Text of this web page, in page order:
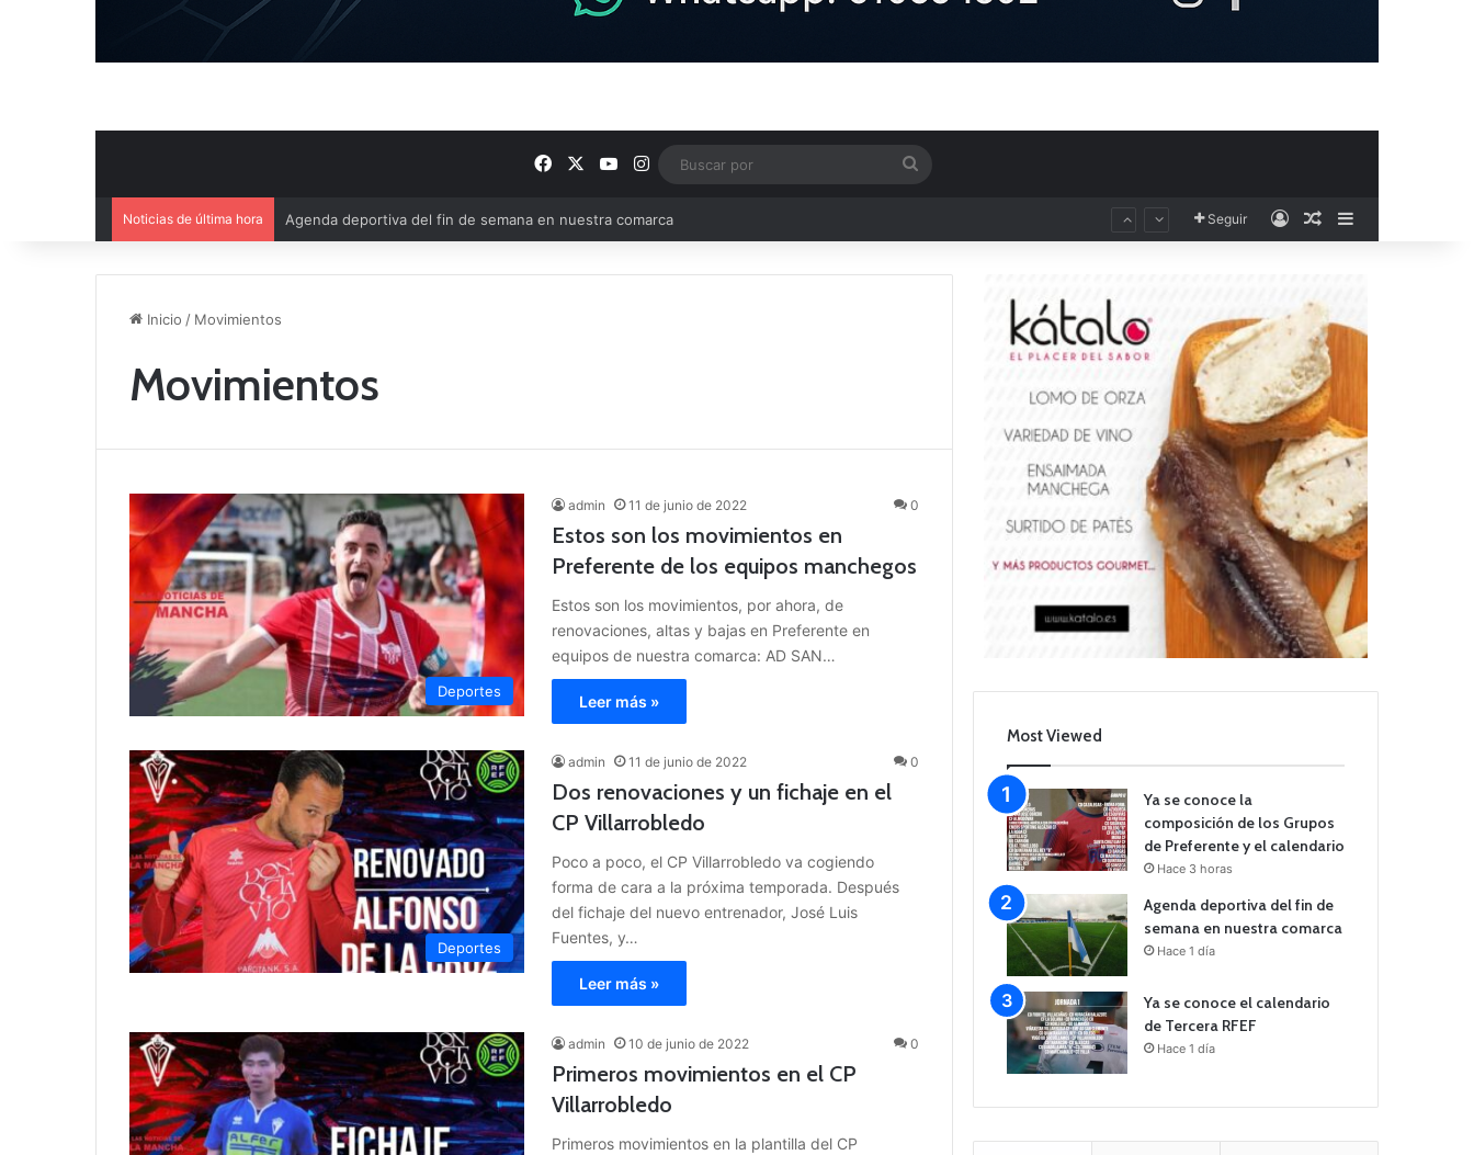
FacebookYouTube
Instagram
Noticias de última hora Ya se conoce el calendario de Tercera RFEF Seguir AccesoPublicación al
Inicio / Movimientos
Movimientos
Deportes
admin 11 de junio de 2022 0
Estos son los movimientos en
Preferente de los equipos manchegos
Estos son los movimientos, por ahora, de
renovaciones, altas y bajas en Preferente en
equipos de nuestra comarca: AD SAN…
Leer más »
Deportes
admin 11 de junio de 2022 0
Dos renovaciones y un fichaje en el
CP Villarrobledo
Poco a poco, el CP Villarrobledo va cogiendo
forma de cara a la próxima temporada. Después
del fichaje del nuevo entrenador, José Luis
Fuentes, y…
Leer más »
admin 10 de junio de 2022 0
Primeros movimientos en el CP
Villarrobledo
Primeros movimientos en la plantilla del CP
Most Viewed
Ya se conoce la
composición de los Grupos
de Preferente y el calendario
Hace 3 horas
Agenda deportiva del fin de
semana en nuestra comarca
Hace 1 día
Ya se conoce el calendario
de Tercera RFEF
Hace 1 día